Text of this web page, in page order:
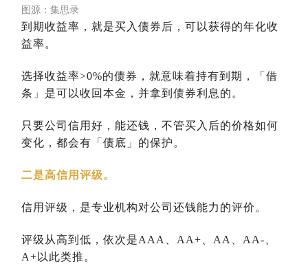
图源：集思录
到期收益率，就是买入债券后，可以获得的年化收
益率。
选择收益率>0%的债券，就意味着持有到期，「借
条」是可以收回本金，并拿到债券利息的。
只要公司信用好，能还钱，不管买入后的价格如何
变化，都会有「债底」的保护。
二是高信用评级。
信用评级，是专业机构对公司还钱能力的评价。
评级从高到低，依次是AAA、AA+、AA、AA-、
A+以此类推。